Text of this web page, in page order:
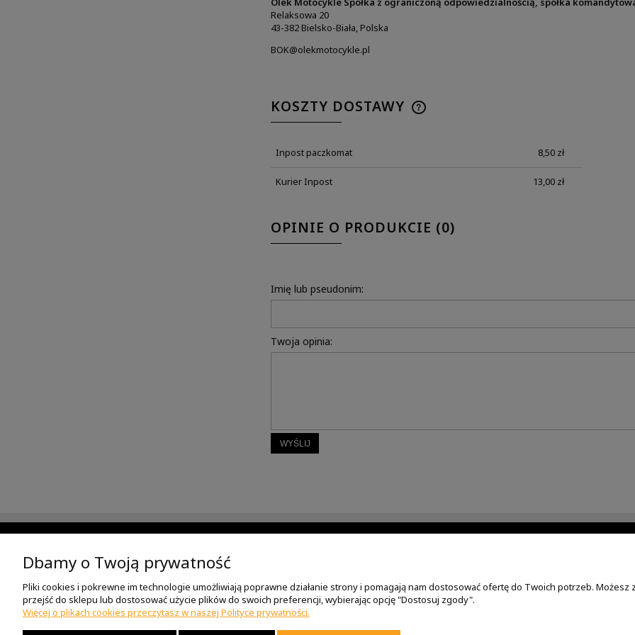
Relaksowa 20
43-382 Bielsko-Biała, Polska
BOK@olekmotocykle.pl
KOSZTY DOSTAWY
Inpost paczkomat 8,50 zł
Kurier Inpost 13,00 zł
OPINIE O PRODUKCIE (0)
Imię lub pseudonim:
Twoja opinia:
WYŚLIJ
Regulamin
Polityka prywatności
Informacja o cookie
Polecane serwisy motocyklowe
Zasady reklamacji
Płatności i wysyłki
Jak pakujemy kufry aluminiowe?
Pielęgnacja kufrów
Kontakt
Obowiązek informacyjny
Bielsko-Biała | motor-sklep.pl
Ustawienia
Dbamy o Twoją prywatność
Pliki cookies i pokrewne im technologie umożliwiają poprawne działanie strony i pomagają nam dostosować ofertę do Twoich potrzeb.
przejść do sklepu lub dostosować użycie plików do swoich preferencji, wybierając opcję "Dostosuj zgody".
Więcej o plikach cookies przeczytasz w naszej Polityce prywatności.